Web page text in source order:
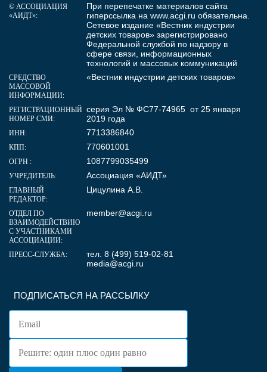
ПОДПИСАТЬСЯ НА РАССЫЛКУ
© АССОЦИАЦИЯ
«АИДТ»:
При перепечатке материалов сайта
гиперссылка на www.acgi.ru обязательна.
Сетевое издание «Вестник индустрии
детских товаров» зарегистрировано
Федеральной службой по надзору в
сфере связи, информационных
технологий и массовых коммуникаций
СРЕДСТВО
МАССОВОЙ
ИНФОРМАЦИИ:
«Вестник индустрии детских товаров»
РЕГИСТРАЦИОННЫЙ
НОМЕР СМИ:
серия Эл № ФС77-74965 от 25 января
2019 года
ИНН: 7713386840
КПП: 770601001
ОГРН : 1087799035499
УЧРЕДИТЕЛЬ: Ассоциация «АИДТ»
ГЛАВНЫЙ
РЕДАКТОР:
Цицулина А.В.
ОТДЕЛ ПО
ВЗАИМОДЕЙСТВИЮ
С УЧАСТНИКАМИ
АССОЦИАЦИИ:
member@acgi.ru
ПРЕСС-СЛУЖБА:
тел. 8 (499) 519-02-81
media@acgi.ru